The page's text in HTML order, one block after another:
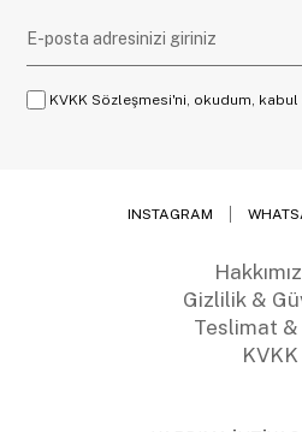
KVKK Sözleşmesi'ni, okudum, kabul
INSTAGRAM
Gizlilik &
Teslimat &
KVKK